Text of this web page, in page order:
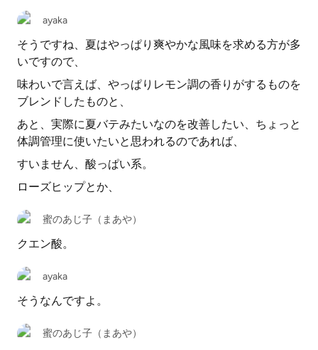
ayaka
そうですね、夏はやっぱり爽やかな風味を求める方が多
いですので、
味わいで言えば、やっぱりレモン調の香りがするものを
ブレンドしたものと、
あと、実際に夏バテみたいなのを改善したい、ちょっと
体調管理に使いたいと思われるのであれば、
すいません、酸っぱい系。
ローズヒップとか、
蜜のあじ子（まあや）
クエン酸。
ayaka
そうなんですよ。
蜜のあじ子（まあや）